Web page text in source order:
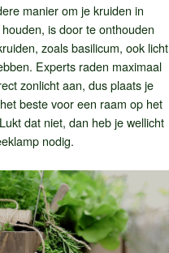
manier om je kruiden in
is door te onthouden
zoals basilicum, ook licht
Experts raden maximaal
zonlicht aan, dus plaats je
beste voor een raam op het
dat niet, dan heb je wellicht
nodig.